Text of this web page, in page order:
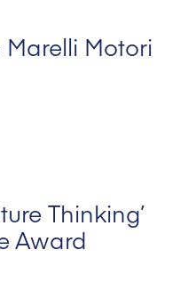
Motori
Thinking’
Award